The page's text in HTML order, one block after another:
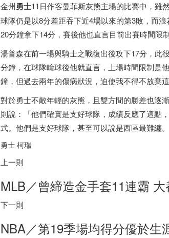
金州勇士11日作客曼菲斯灰熊主場的比賽中，雖
球隊仍是以8分差距吞下近4場以來的第3敗，而
20分鐘拿下14分，賽後他也直言目前出賽時間限
湯普森在前一場與騎士之戰復出後攻下17分，此
分鐘，在球隊輸球後他就直言，上場時間限制是
鐘，但過去兩年的傷病狀況，迫使我不得不放棄
對於勇士不敵年輕的灰熊，且雙方間的勝差也逐
則說：「他們確實是支好球隊，成績反應了這點
式。他們是支好球隊，甚至可以說是西區最難纏。
勇士 柯瑞
上一則
MLB／曾締造金手套11連霸
下一則
NBA／第19季場均得分優於生